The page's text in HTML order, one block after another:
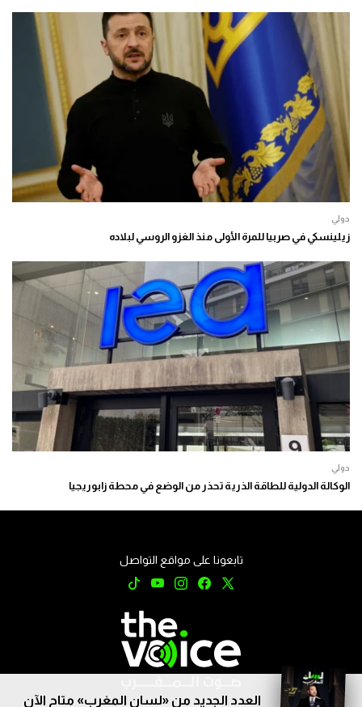
دولي
زيلينسكي في صربيا للمرة الأولى منذ الغزو الروسي لبلاده
دولي
الوكالة الدولية للطاقة الذرية تحذر من الوضع في محطة زابوريجيا
العدد الجديد من «لسان المغرب» متاح الآن
تابعونا على مواقع التواصل